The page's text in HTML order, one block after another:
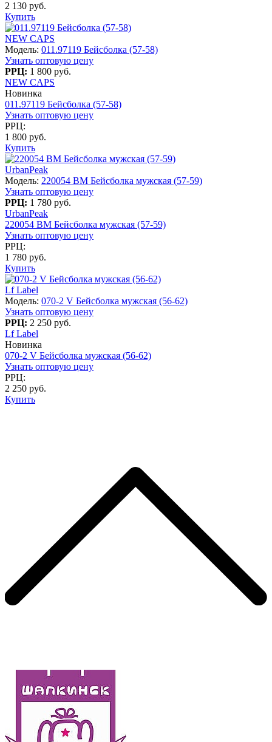
2 130 руб.
Купить
NEW CAPS
Модель: 011.97119 Бейсболка (57-58)
Узнать оптовую цену
РРЦ: 1 800 руб.
NEW CAPS
Новинка
011.97119 Бейсболка (57-58)
Узнать оптовую цену
РРЦ:
1 800 руб.
Купить
UrbanPeak
Модель: 220054 BM Бейсболка мужская (57-59)
Узнать оптовую цену
РРЦ: 1 780 руб.
UrbanPeak
220054 BM Бейсболка мужская (57-59)
Узнать оптовую цену
РРЦ:
1 780 руб.
Купить
Lf Label
Модель: 070-2 V Бейсболка мужская (56-62)
Узнать оптовую цену
РРЦ: 2 250 руб.
Lf Label
Новинка
070-2 V Бейсболка мужская (56-62)
Узнать оптовую цену
РРЦ:
2 250 руб.
Купить